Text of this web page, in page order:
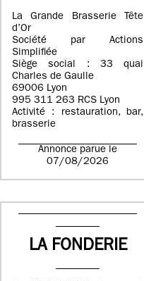
La Grande Brasserie Tête
d’Or
Société par Actions
Simplifiée
Siège social : 33 quai
Charles de Gaulle
69006 Lyon
995 311 263 RCS Lyon
Activité : restauration, bar,
brasserie
Annonce parue le
07/08/2026
LA FONDERIE